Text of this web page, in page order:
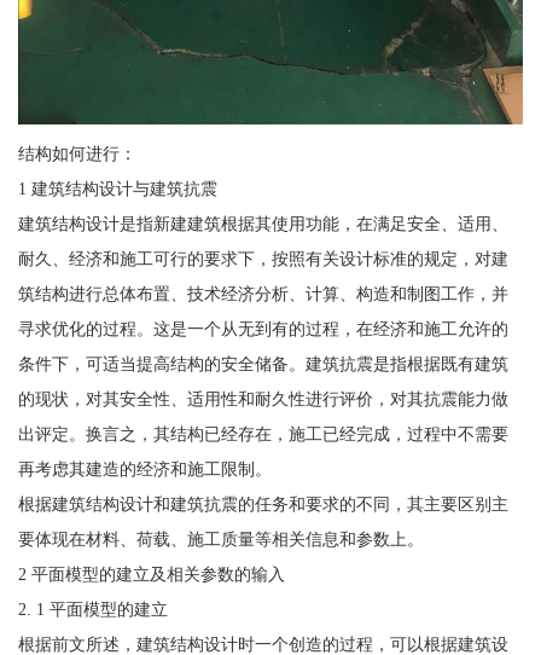
结构如何进行：
1 建筑结构设计与建筑抗震
建筑结构设计是指新建建筑根据其使用功能，在满足安全、适用、
耐久、经济和施工可行的要求下，按照有关设计标准的规定，对建
筑结构进行总体布置、技术经济分析、计算、构造和制图工作，并
寻求优化的过程。这是一个从无到有的过程，在经济和施工允许的
条件下，可适当提高结构的安全储备。建筑抗震是指根据既有建筑
的现状，对其安全性、适用性和耐久性进行评价，对其抗震能力做
出评定。换言之，其结构已经存在，施工已经完成，过程中不需要
再考虑其建造的经济和施工限制。
根据建筑结构设计和建筑抗震的任务和要求的不同，其主要区别主
要体现在材料、荷载、施工质量等相关信息和参数上。
2 平面模型的建立及相关参数的输入
2. 1 平面模型的建立
根据前文所述，建筑结构设计时一个创造的过程，可以根据建筑设